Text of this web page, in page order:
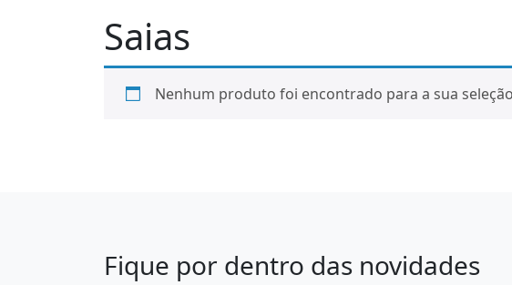
Saias
Nenhum produto foi encontrado para a sua
Fique por dentro das novidades